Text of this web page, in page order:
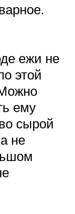
ежи не
этой
ему
сырой
не